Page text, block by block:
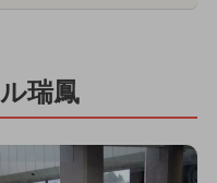
瑞鳳